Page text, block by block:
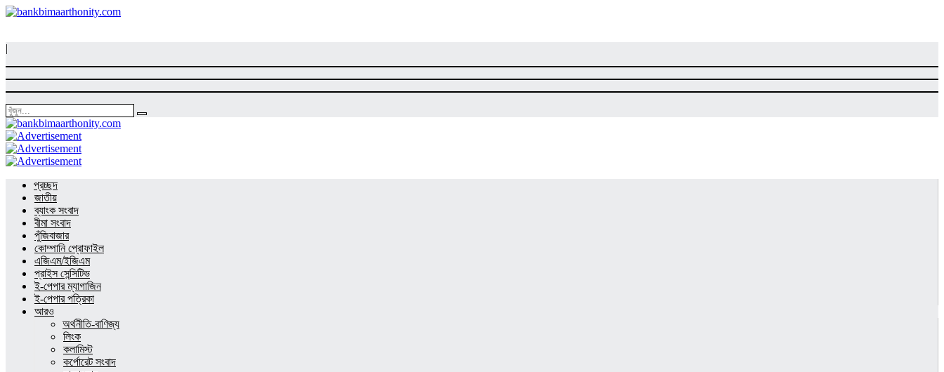
|
প্রচ্ছদ
জাতীয়
ব্যাংক সংবাদ
বীমা সংবাদ
পুঁজিবাজার
কোম্পানি প্রোফাইল
এজিএম/ইজিএম
প্রাইস সেন্সিটিভ
ই-পেপার ম্যাগাজিন
ই-পেপার পত্রিকা
আরও
অর্থনীতি-বাণিজ্য
লিংক
কলামিস্ট
কর্পোরেট সংবাদ